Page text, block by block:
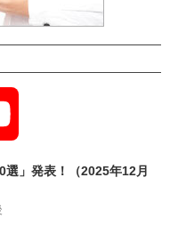
Channel
」発表！（2025年12月